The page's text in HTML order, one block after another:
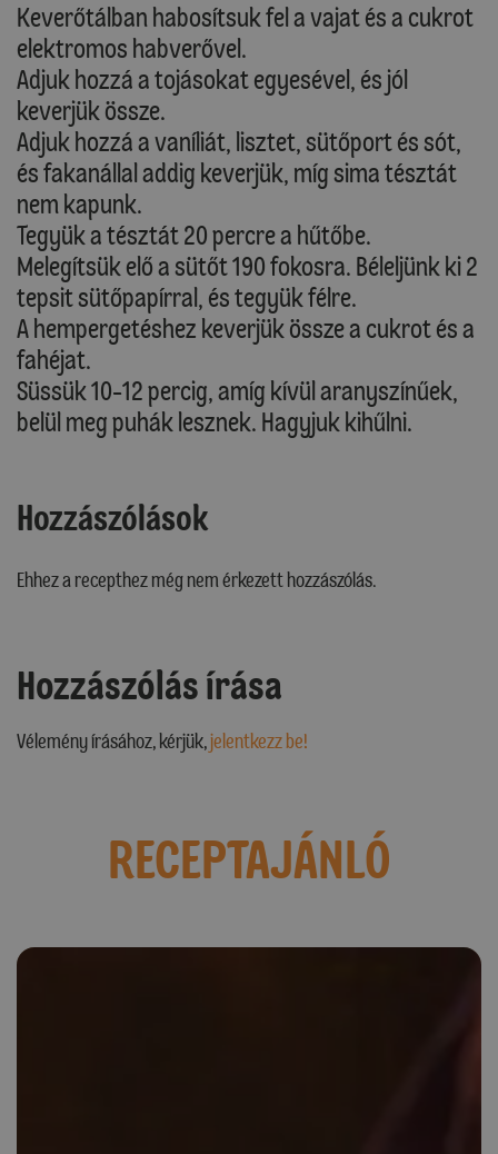
Keverőtálban habosítsuk fel a vajat és a cukrot
elektromos habverővel.
Adjuk hozzá a tojásokat egyesével, és jól
keverjük össze.
Adjuk hozzá a vaníliát, lisztet, sütőport és sót,
és fakanállal addig keverjük, míg sima tésztát
nem kapunk.
Tegyük a tésztát 20 percre a hűtőbe.
Melegítsük elő a sütőt 190 fokosra. Béleljünk ki 2
tepsit sütőpapírral, és tegyük félre.
A hempergetéshez keverjük össze a cukrot és a
fahéjat.
Süssük 10-12 percig, amíg kívül aranyszínűek,
belül meg puhák lesznek. Hagyjuk kihűlni.
Hozzászólások
Ehhez a recepthez még nem érkezett hozzászólás.
Hozzászólás írása
Vélemény írásához, kérjük,jelentkezz be!
RECEPTAJÁNLÓ